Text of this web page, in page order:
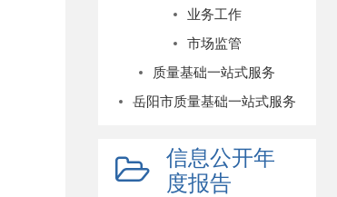
业务工作
市场监管
质量基础一站式服务
岳阳市质量基础一站式服务
信息公开年
度报告